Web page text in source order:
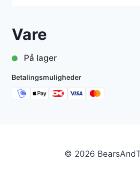
Vare
På lager
Betalingsmuligheder
© 2026